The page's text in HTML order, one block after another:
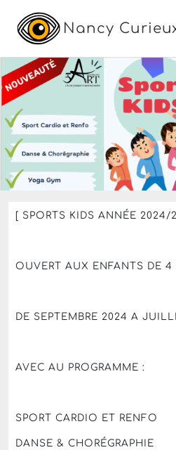
Nancy
sport
Du lundi 2 septembre
2025 — Terminé
sport kids
Le parc des sports de
Nancy,Vandœuvre-lès-
Plus de 20 Euros
[ SPORTS KIDS ANNÉE 2024/
OUVERT AUX ENFANTS DE 4
DE SEPTEMBRE 2024 A
AVEC AU PROGRAMME :
SPORT CARDIO ET RENFO
DANSE & CHORÉGRAPHIE